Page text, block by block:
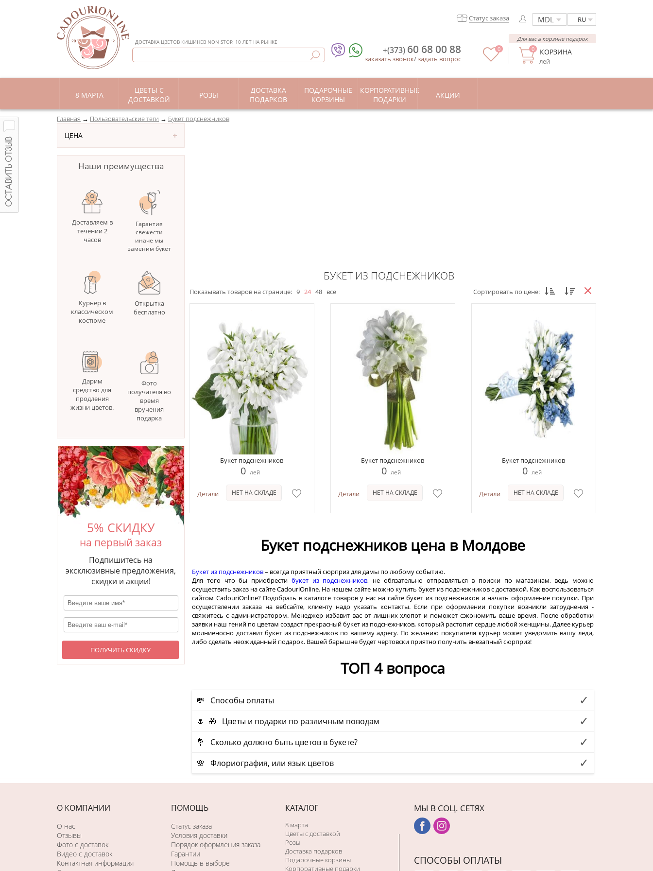
ДОСТАВКА ЦВЕТОВ КИШИНЕВ NON STOP. 10 ЛЕТ НА РЫНКЕ
RU
Статус заказа
КОРЗИНА
лей
0
Для вас в корзине подарок
0
+(373) 60 68 00 88
заказать звонок/задать вопрос
8 МАРТА
ЦВЕТЫ С
ДОСТАВКОЙ
РОЗЫ
ДОСТАВКА
ПОДАРКОВ
ПОДАРОЧНЫЕ
КОРЗИНЫ
КОРПОРАТИВНЫЕ
ПОДАРКИ
АКЦИИ
Главная Пользовательские теги Букет подснежников
ЦЕНА
Наши преимущества
Доставляем в
течении 2
часов
Гарантия
свежести
иначе мы
заменим букет
Курьер в
классическом
костюме
Открытка
бесплатно
Дарим
средство для
продления
жизни цветов.
Фото
получателя во
время
вручения
подарка
5% СКИДКУ
на первый заказ
Подпишитесь на
эксклюзивные предложения,
скидки и акции!
ПОЛУЧИТЬ СКИДКУ
БУКЕТ ИЗ ПОДСНЕЖНИКОВ
Показывать товаров на странице: 9 24 48 все Сортировать по цене:
Букет подснежников
0 лей
Детали НЕТ НА СКЛАДЕ
Букет подснежников
0 лей
Детали НЕТ НА СКЛАДЕ
Букет подснежников
0 лей
Детали НЕТ НА СКЛАДЕ
Букет подснежников цена в Молдове
Букет из подснежников– всегда приятный сюрприз для дамы по любому событию.
Для того что бы приобрести букет из подснежников, не обязательно отправляться в поиски по магазинам, ведь можно
осуществить заказ на сайте CadouriOnline. На нашем сайте можно купить букет из подснежников с доставкой. Как воспользоваться
сайтом CadouriOnline? Подобрать в каталоге товаров у нас на сайте букет из подснежников и начать оформление покупки. При
осуществлении заказа на вебсайте, клиенту надо указать контакты. Если при оформлении покупки возникли затруднения -
свяжитесь с администратором. Менеджер избавит вас от лишних хлопот и поможет сэкономить ваше время. После обработки
заявки наш гений по цветам создаст прекрасный букет из подснежников, который растопит сердце любой женщины. Далее курьер
молниеносно доставит букет из подснежников по вашему адресу. По желанию покупателя курьер может уведомить вашу леди,
либо сделать неожиданный подарок. Вашей барышне будет чертовски приятно получить внезапный сюрприз!
ТОП 4 вопроса
💸 Способы оплаты
🌷 🎁 Цветы и подарки по различным поводам
💐 Сколько должно быть цветов в букете?
🌸 Флориография, или язык цветов
О КОМПАНИИ
О нас
Отзывы
Фото c доставок
Видео с доставок
Контактная информация
ПОМОЩЬ
Статус заказа
Условия доставки
Порядок оформления заказа
Гарантии
Помощь в выборе
КАТАЛОГ
8 марта
Цветы с доставкой
Розы
Доставка подарков
Подарочные корзины
Корпоративные подарки
МЫ В СОЦ. СЕТЯХ
СПОСОБЫ ОПЛАТЫ